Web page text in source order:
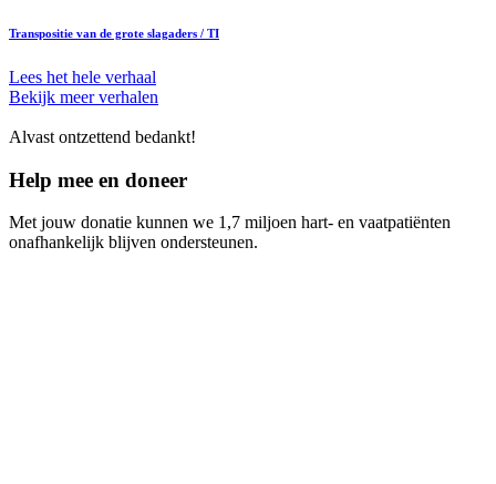
Transpositie van de grote slagaders / TI
Lees het hele verhaal
Bekijk meer verhalen
Alvast ontzettend bedankt!
Help mee en doneer
Met jouw donatie kunnen we 1,7 miljoen hart- en vaatpatiënten
onafhankelijk blijven ondersteunen.